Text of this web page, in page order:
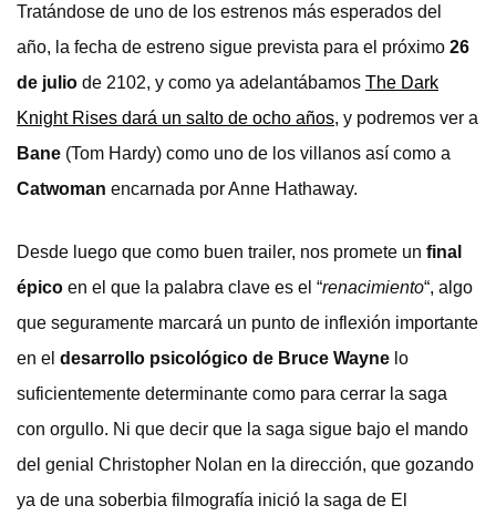
Tratándose de uno de los estrenos más esperados del
año, la fecha de estreno sigue prevista para el próximo 26
de julio de 2102, y como ya adelantábamos The Dark
Knight Rises dará un salto de ocho años, y podremos ver a
Bane (Tom Hardy) como uno de los villanos así como a
Catwoman encarnada por Anne Hathaway.
Desde luego que como buen trailer, nos promete un final
épico en el que la palabra clave es el “renacimiento“, algo
que seguramente marcará un punto de inflexión importante
en el desarrollo psicológico de Bruce Wayne lo
suficientemente determinante como para cerrar la saga
con orgullo. Ni que decir que la saga sigue bajo el mando
del genial Christopher Nolan en la dirección, que gozando
ya de una soberbia filmografía inició la saga de El